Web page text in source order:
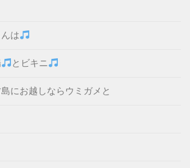
は
とビキニ
にお越しならウミガメと